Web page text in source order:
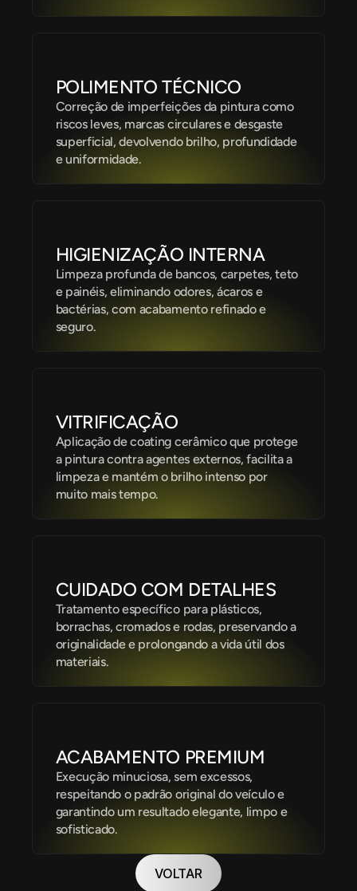
POLIMENTO TÉCNICO
Correção de imperfeições da pintura como
riscos leves, marcas circulares e desgaste
superficial, devolvendo brilho, profundidade
e uniformidade.
VITRIFICAÇÃO
Aplicação de coating cerâmico que protege
a pintura contra agentes externos, facilita a
limpeza e mantém o brilho intenso por
muito mais tempo.
HIGIENIZAÇÃO INTERNA
Limpeza profunda de bancos, carpetes, teto
e painéis, eliminando odores, ácaros e
bactérias, com acabamento refinado e
seguro.
CUIDADO COM DETALHES
Tratamento específico para plásticos,
borrachas, cromados e rodas, preservando a
originalidade e prolongando a vida útil dos
materiais.
ACABAMENTO PREMIUM
Execução minuciosa, sem excessos,
respeitando o padrão original do veículo e
garantindo um resultado elegante, limpo e
sofisticado.
VOLTAR